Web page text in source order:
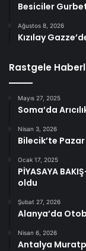
Besiciler
Ağustos 8, 2026
Kızılay
Rastgele
Mayıs 27, 2025
Soma’da
Nisan 3, 2026
Bilecik’te
Ocak 17, 2025
PİYASAYA
oldu
Şubat 27, 2026
Alanya’da
Nisan 6, 2026
Antalya